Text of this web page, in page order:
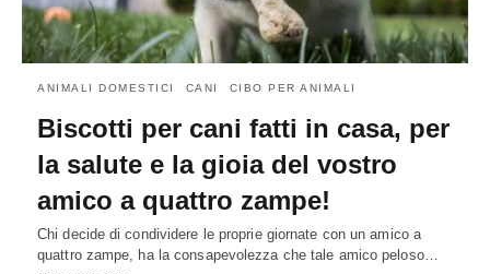
ANIMALI DOMESTICI CANI CIBO PER ANIMALI
Biscotti per cani fatti in casa, per
la salute e la gioia del vostro
amico a quattro zampe!
Chi decide di condividere le proprie giornate con un amico a
quattro zampe, ha la consapevolezza che tale amico peloso…